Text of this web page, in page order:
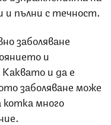
пълни с течност.
заболяване
и
и да е
заболяване може
много